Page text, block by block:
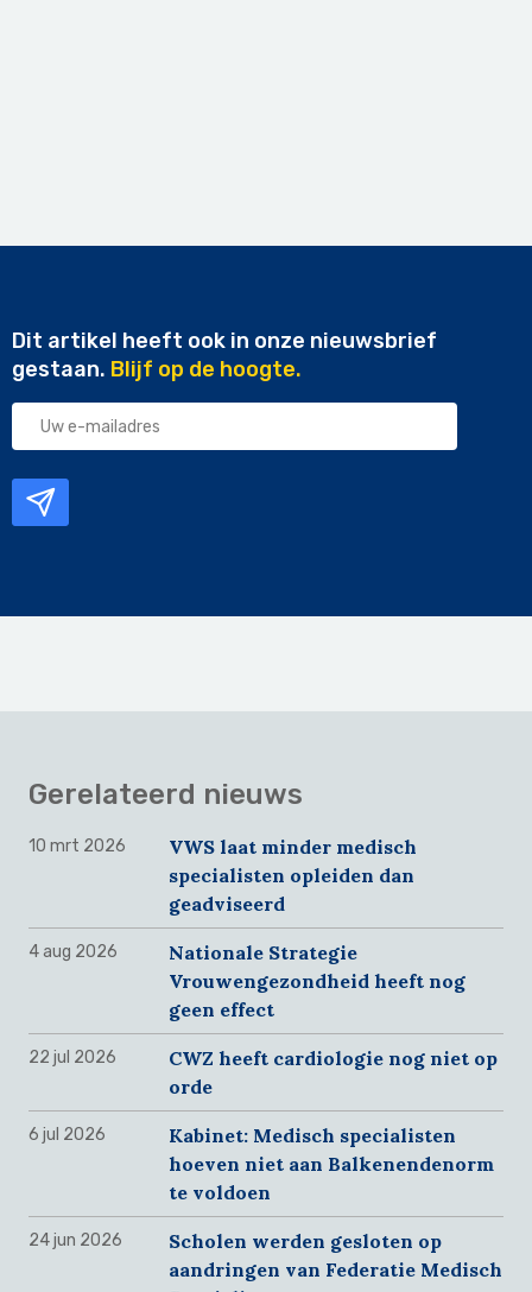
Dit artikel heeft ook in onze nieuwsbrief
gestaan. Blijf op de hoogte.
Uw
Gerelateerd nieuws
10 mrt 2026
VWS laat minder medisch
specialisten opleiden dan
geadviseerd
4 aug 2026
Nationale Strategie
Vrouwengezondheid heeft nog
geen effect
22 jul 2026
CWZ heeft cardiologie nog niet op
orde
6 jul 2026
Kabinet: Medisch specialisten
hoeven niet aan Balkenendenorm
te voldoen
24 jun 2026
Scholen werden gesloten op
aandringen van Federatie Medisch